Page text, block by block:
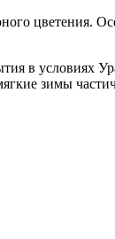
цветения.
в условиях
зимы